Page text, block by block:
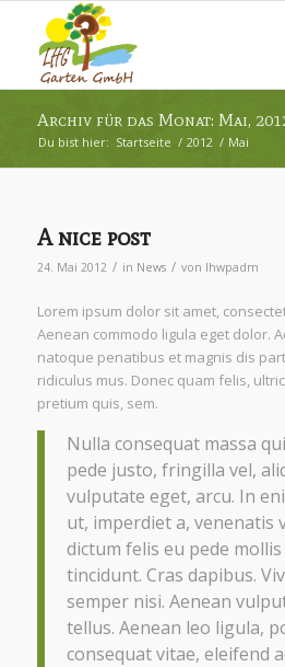
Archiv für das Monat: Mai,
Du bist hier: Startseite / 2012 / Mai
A nice post
24. Mai 2012 / in News / von lhwpadm
Lorem ipsum dolor sit amet,
Aenean commodo ligula eget dolor.
natoque penatibus et magnis dis
ridiculus mus. Donec quam felis,
pretium quis, sem.
Nulla consequat massa
pede justo, fringilla vel,
vulputate eget, arcu. In
ut, imperdiet a, venenatis
dictum felis eu pede
tincidunt. Cras dapibus.
semper nisi. Aenean
tellus. Aenean leo ligula,
consequat vitae, eleifend